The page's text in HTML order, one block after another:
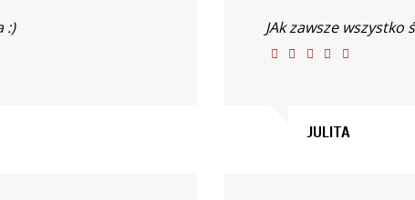
:) JAk zawsze wszystko
JULITA